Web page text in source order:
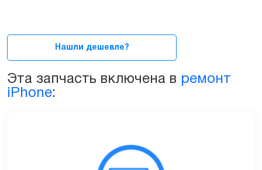
Нашли дешевле?
Эта запчасть включена в ремонт
iPhone: